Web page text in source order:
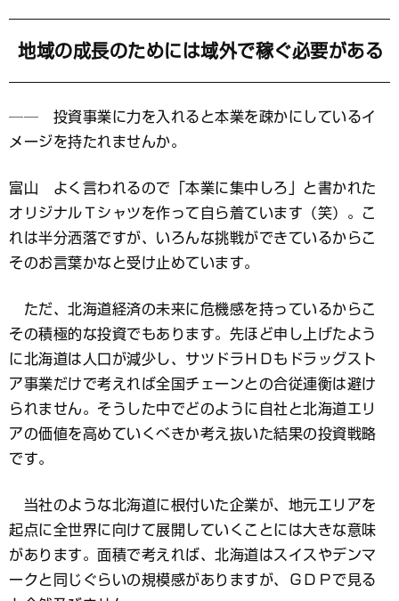
地域の成長のためには域外で稼ぐ必要がある
── 投資事業に力を入れると本業を疎かにしているイ
メージを持たれませんか。
富山 よく言われるので「本業に集中しろ」と書かれた
オリジナルＴシャツを作って自ら着ています（笑）。こ
れは半分洒落ですが、いろんな挑戦ができているからこ
そのお言葉かなと受け止めています。
ただ、北海道経済の未来に危機感を持っているからこ
その積極的な投資でもあります。先ほど申し上げたよう
に北海道は人口が減少し、サツドラＨＤもドラッグスト
ア事業だけで考えれば全国チェーンとの合従連衡は避け
られません。そうした中でどのように自社と北海道エリ
アの価値を高めていくべきか考え抜いた結果の投資戦略
です。
当社のような北海道に根付いた企業が、地元エリアを
起点に全世界に向けて展開していくことには大きな意味
があります。面積で考えれば、北海道はスイスやデンマ
ークと同じぐらいの規模感がありますが、ＧＤＰで見る